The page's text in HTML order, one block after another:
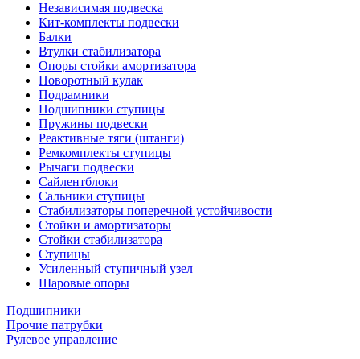
Независимая подвеска
Кит-комплекты подвески
Балки
Втулки стабилизатора
Опоры стойки амортизатора
Поворотный кулак
Подрамники
Подшипники ступицы
Пружины подвески
Реактивные тяги (штанги)
Ремкомплекты ступицы
Рычаги подвески
Сайлентблоки
Сальники ступицы
Стабилизаторы поперечной устойчивости
Стойки и амортизаторы
Стойки стабилизатора
Ступицы
Усиленный ступичный узел
Шаровые опоры
Подшипники
Прочие патрубки
Рулевое управление